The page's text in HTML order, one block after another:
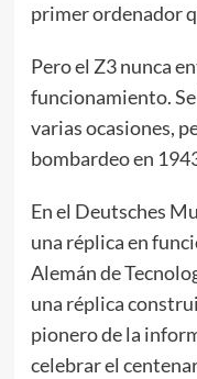
primer ordenador
Pero el Z3 nunca
funcionamiento.
varias ocasiones,
bombardeo en
En el Deutsches
una réplica en
Alemán de
una réplica
pionero de la
celebrar el